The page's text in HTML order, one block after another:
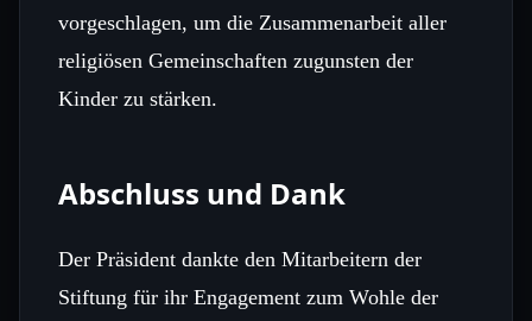
vorgeschlagen, um die Zusammenarbeit aller
religiösen Gemeinschaften zugunsten der
Kinder zu stärken.
Abschluss und Dank
Der Präsident dankte den Mitarbeitern der
Stiftung für ihr Engagement zum Wohle der